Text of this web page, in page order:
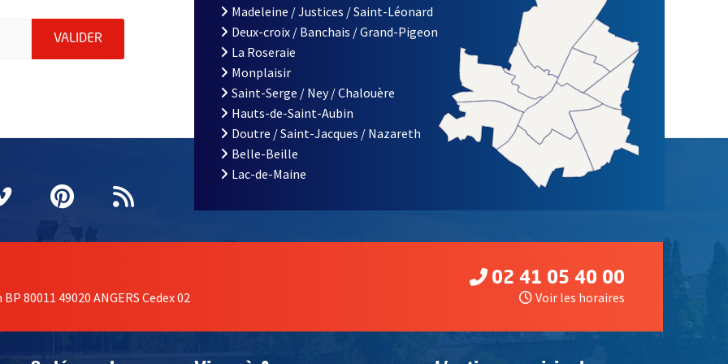
indiquez votre email (champ obligatoire)
VALIDER ENVOYER MA DEMANDE D'INSCRIPTION À LA LETTRE D'INFORMATION DE LA VILLE D'ANGERS
fenêtrefenêtre
une nouvelle fenêtre
Vimeo
, Ouvre une nouvelle fenêtre
Pinterest
, Ouvre une nouvelle fenêtre
Flux RSS
Madeleine / Justices / Saint-Léonard
Deux-croix / Banchais / Grand-Pigeon
La Roseraie
Monplaisir
Saint-Serge / Ney / Chalouère
Hauts-de-Saint-Aubin
Doutre / Saint-Jacques / Nazareth
Belle-Beille
Lac-de-Maine
80011 49020 ANGERS Cedex 02
02 41 05 40 00
Voir les horaires